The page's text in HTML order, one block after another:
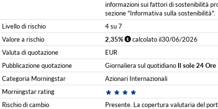
informazioni sui fattori di sostenibilità
sezione "Informativa sulla sostenibilità".
Livello di rischio
4 su 7
Valore a rischio
2,35%
calcolato il30/06/2026
Valuta di quotazione
EUR
Pubblicazione quotazione
Giornaliera sul quotidiano Il sole 24 Ore
Categoria Morningstar
Azionari Internazionali
Morningstar rating
Rischio di cambio
Presente. La copertura valutaria del